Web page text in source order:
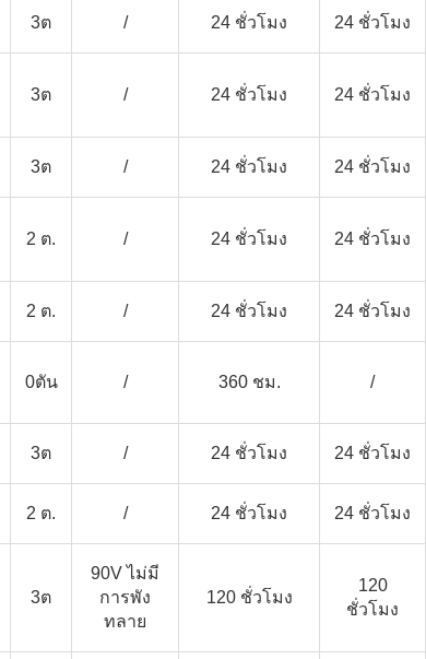
3ต / 24 ชั่วโมง 24 ชั่วโมง
3ต / 24 ชั่วโมง 24 ชั่วโมง
3ต / 24 ชั่วโมง 24 ชั่วโมง
2 ต. / 24 ชั่วโมง 24 ชั่วโมง
2 ต. / 24 ชั่วโมง 24 ชั่วโมง
0ตัน / 360 ชม. /
3ต / 24 ชั่วโมง 24 ชั่วโมง
2 ต. / 24 ชั่วโมง 24 ชั่วโมง
3ต
90V ไม่มี
การพัง
ทลาย
120 ชั่วโมง
120
ชั่วโมง